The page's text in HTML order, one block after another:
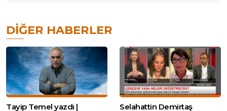
DIĞER HABERLER
Tayip Temel yazdı |
Selahattin Demirtaş